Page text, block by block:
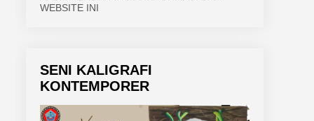
WEBSITE INI
SENI KALIGRAFI
KONTEMPORER